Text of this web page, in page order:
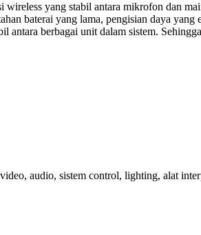
wireless yang stabil antara mikrofon dan
baterai yang lama, pengisian daya
antara berbagai unit dalam sistem.
audio, sistem control, lighting, alat